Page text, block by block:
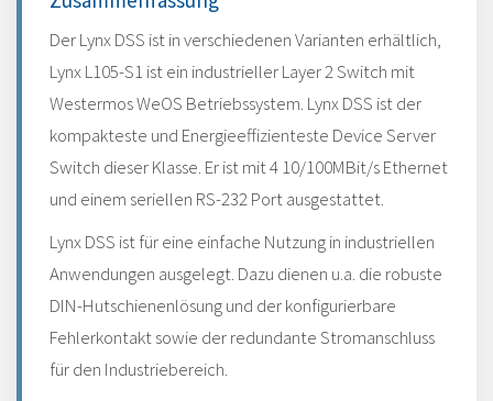
Der Lynx DSS ist in verschiedenen Varianten erhältlich,
Lynx L105-S1 ist ein industrieller Layer 2 Switch mit
Westermos WeOS Betriebssystem. Lynx DSS ist der
kompakteste und Energieeffizienteste Device Server
Switch dieser Klasse. Er ist mit 4 10/100MBit/s Ethernet
und einem seriellen RS-232 Port ausgestattet.
Lynx DSS ist für eine einfache Nutzung in industriellen
Anwendungen ausgelegt. Dazu dienen u.a. die robuste
DIN-Hutschienenlösung und der konfigurierbare
Fehlerkontakt sowie der redundante Stromanschluss
für den Industriebereich.